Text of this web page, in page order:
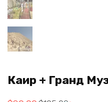
Каир + Гранд